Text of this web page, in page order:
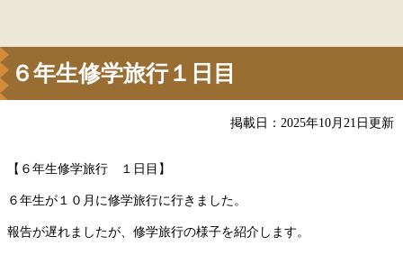
６年生修学旅行１日目
掲載日：2025年10月21日更新
【６年生修学旅行 １日目】
６年生が１０月に修学旅行に行きました。
報告が遅れましたが、修学旅行の様子を紹介します。